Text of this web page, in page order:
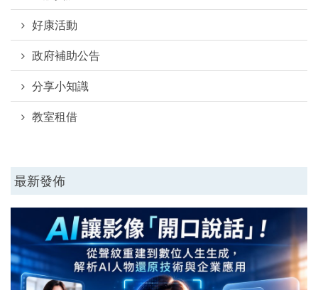
好康活動
政府補助公告
分享小知識
教室租借
最新發佈